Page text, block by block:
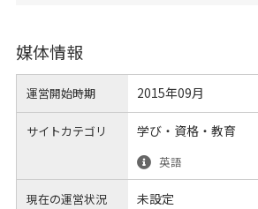
媒体情報
運営開始時期 2015年09月
サイトカテゴリ 学び・資格・教育
英語
現在の運営状況 未設定